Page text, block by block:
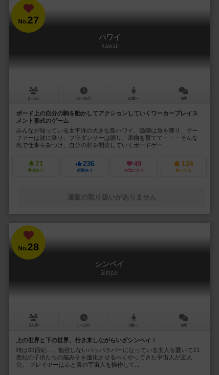
No.27
ハワイ
Hawaii
2～5人 75～95分 10歳～ 8件
ボード上の自分の駒を動かしてアクションしていくワーカープレイス
メント形式のゲーム
みんなが知っている太平洋の大きな島ハワイ、漁師は魚を獲り、サー
ファーは波に乗り、フラダンサーは踊り、果物を育てて・・・そんな
島で仕事をみつけ、自分の村を開発していくボードゲー...
71
興味あり
236
経験あり
49
お気に入り
124
持ってる
通販の取り扱いがありません
No.28
シンペイ
Simpei
2人用 1～10分 8歳～ 8件
上の世界と下の世界、行き来しながらいざシンペイ！
時は33西紀…。勉強しないパッパラパーになっている主人を憂いて21
西紀の子供たちの脳みそを進化させるべくやってきた宇宙人が主人
公。 プレイヤーは赤と青の宇宙人を操作して...